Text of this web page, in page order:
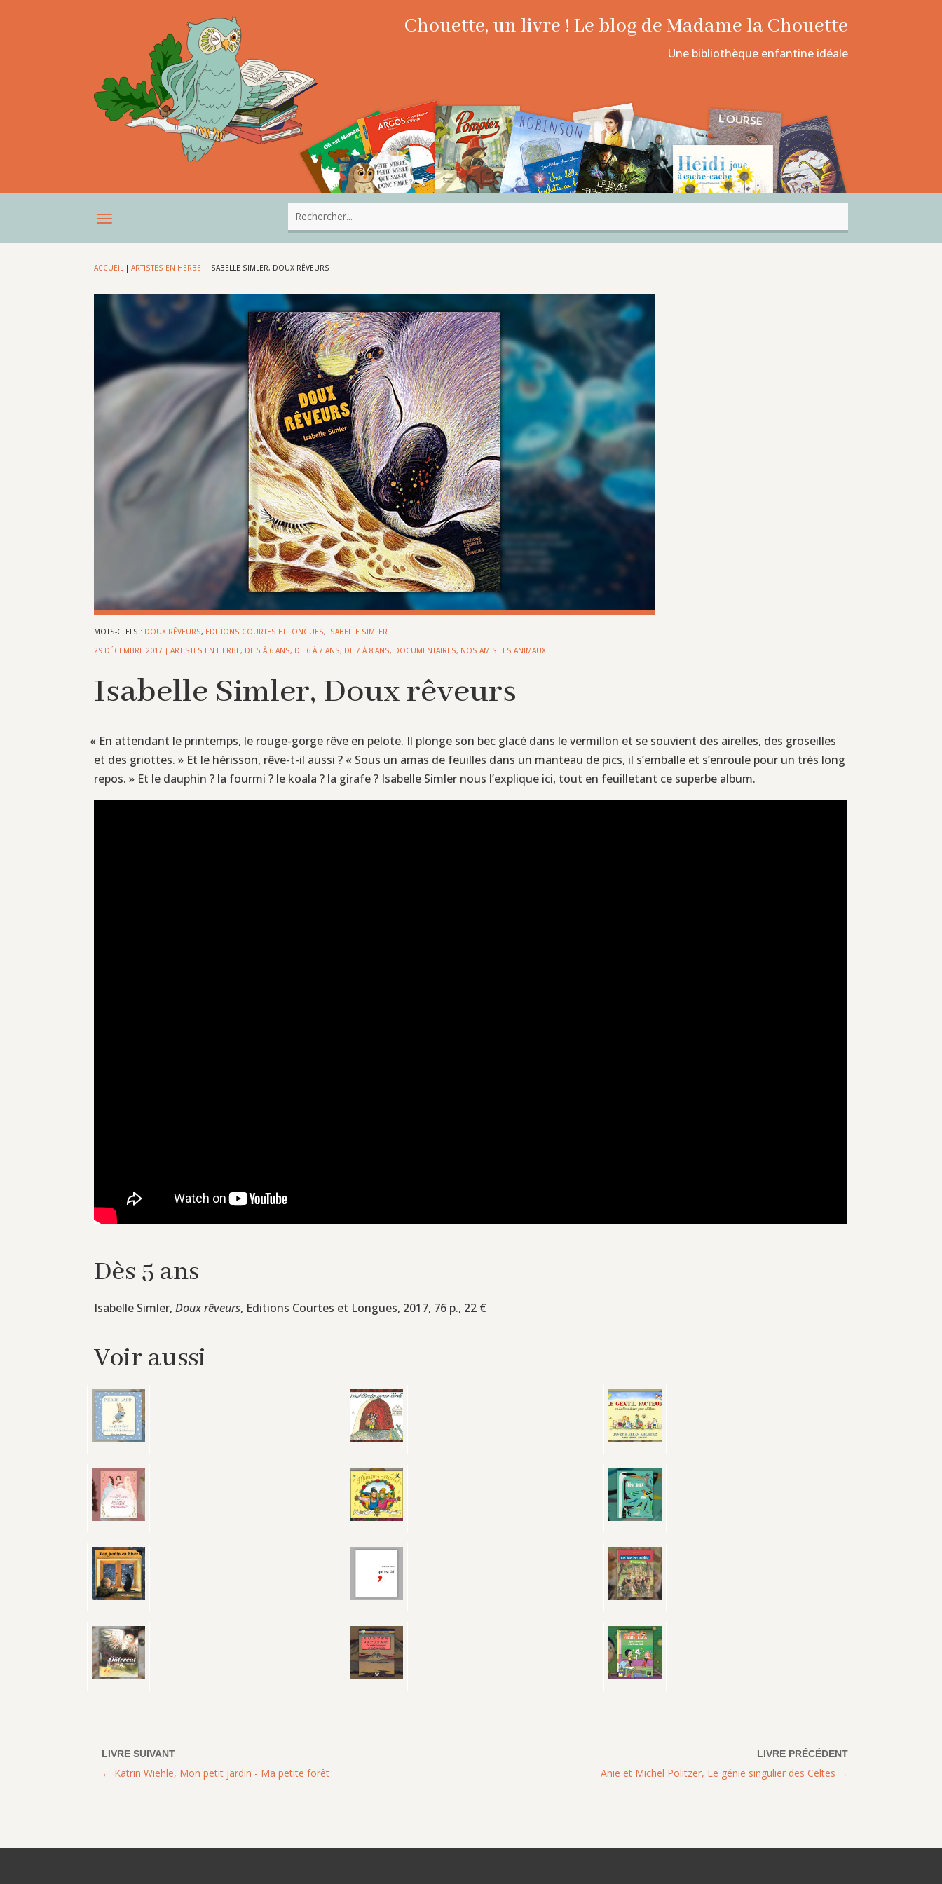
Chouette, un livre ! Le blog de Madame la Chouette
Une bibliothèque enfantine idéale
ACCUEIL |ARTISTES EN HERBE | ISABELLE SIMLER, DOUX RÊVEURS
MOTS-CLEFS : DOUX RÊVEURS, EDITIONS COURTES ET LONGUES, ISABELLE SIMLER
29 DÉCEMBRE 2017 |ARTISTES EN HERBE, DE 5 À 6 ANS, DE 6 À 7 ANS, DE 7 À 8 ANS, DOCUMENTAIRES, NOS AMIS LES ANIMAUX
Isabelle Simler, Doux rêveurs
« En attendant le printemps, le rouge-gorge rêve en pelote. Il plonge son bec glacé dans le vermillon et se souvient des airelles, des groseilles
et des griottes. » Et le hérisson, rêve-t-il aussi ? « Sous un amas de feuilles dans un manteau de pics, il s’emballe et s’enroule pour un très long
repos. » Et le dauphin ? la fourmi ? le koala ? la girafe ? Isabelle Simler nous l’explique ici, tout en feuilletant ce superbe album.
Dès 5 ans
Isabelle Simler,Doux rêveurs, Editions Courtes et Longues, 2017, 76 p., 22 €
Voir aussi
Anie et Michel Politzer, Le génie singulier des Celtes
Katrin Wiehle, Mon petit jardin - Ma petite forêt